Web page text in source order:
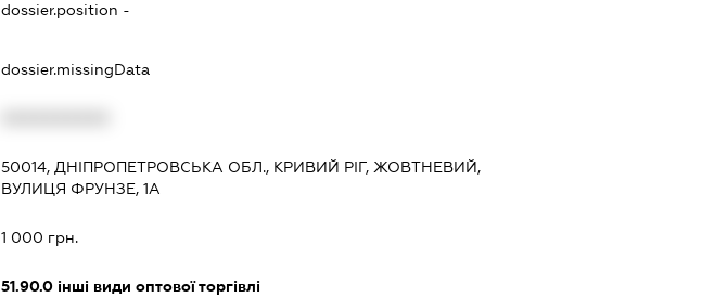
dossier.position -
dossier.missingData
50014, ДНІПРОПЕТРОВСЬКА ОБЛ., КРИВИЙ РІГ, ЖОВТНЕВИЙ,
ВУЛИЦЯ ФРУНЗЕ, 1А
1 000 грн.
51.90.0інші види оптової торгівлі